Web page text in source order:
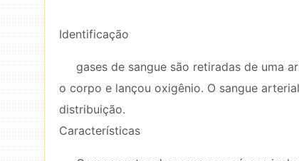
Identificação
gases de sangue são retiradas de uma
o corpo e lançou oxigênio. O sangue
distribuição.
Características